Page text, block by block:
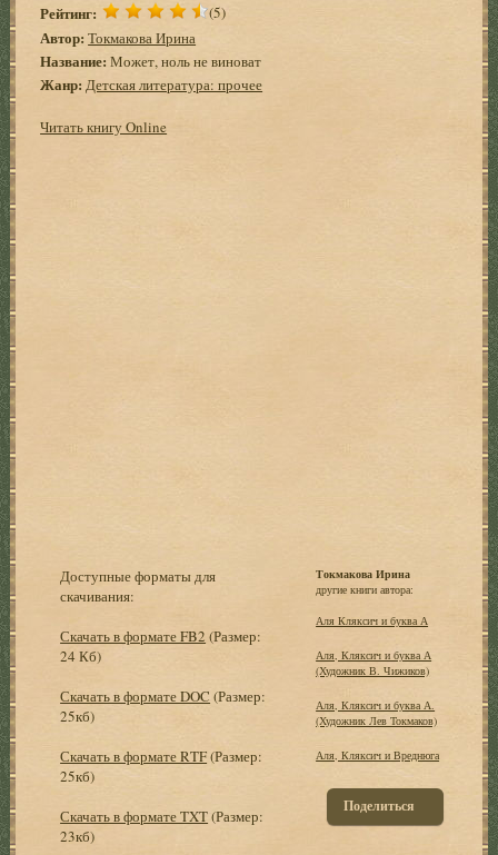
Рейтинг: (5)
Автор: Токмакова Ирина
Название: Может, ноль не виноват
Жанр: Детская литература: прочее
Читать книгу Online
Доступные форматы для
скачивания:
Скачать в формате FB2 (Размер:
24 Кб)
Скачать в формате DOC (Размер:
25кб)
Скачать в формате RTF(Размер:
25кб)
Скачать в формате TXT(Размер:
23кб)
Токмакова Ирина
другие книги автора:
Аля Кляксич и буква А
Аля, Кляксич и буква А
(Художник В. Чижиков)
Аля, Кляксич и буква А.
(Художник Лев Токмаков)
Аля, Кляксич и Вреднюга
Поделиться